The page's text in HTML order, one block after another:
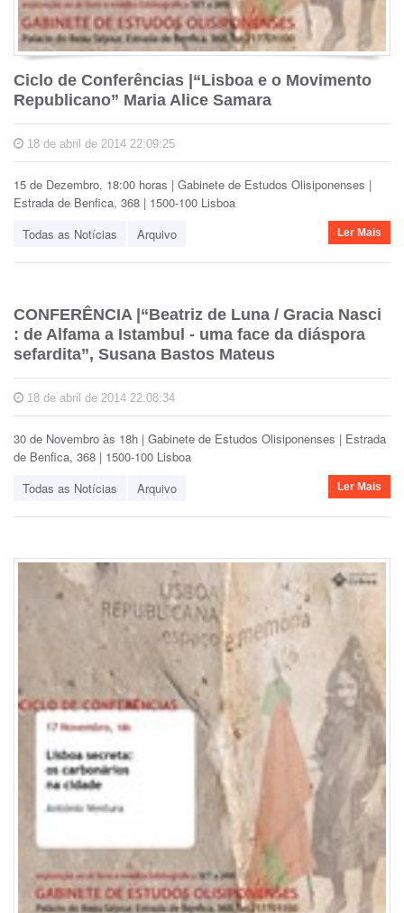
Ciclo de Conferências |“Lisboa e o Movimento
Republicano” Maria Alice Samara
18 de abril de 2014 22:09:25
15 de Dezembro, 18:00 horas | Gabinete de Estudos Olisiponenses |
Estrada de Benfica, 368 | 1500-100 Lisboa
Todas as Notícias
Arquivo Ler Mais
CONFERÊNCIA |“Beatriz de Luna / Gracia Nasci
: de Alfama a Istambul - uma face da diáspora
sefardita”, Susana Bastos Mateus
18 de abril de 2014 22:08:34
30 de Novembro às 18h | Gabinete de Estudos Olisiponenses | Estrada
de Benfica, 368 | 1500-100 Lisboa
Todas as Notícias
Arquivo Ler Mais